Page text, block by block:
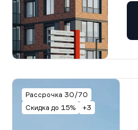
Рассрочка 30/70
Скидка до 15%
+3